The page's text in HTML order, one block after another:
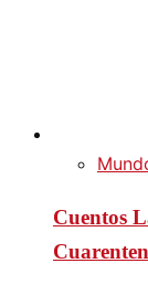
Cuentos